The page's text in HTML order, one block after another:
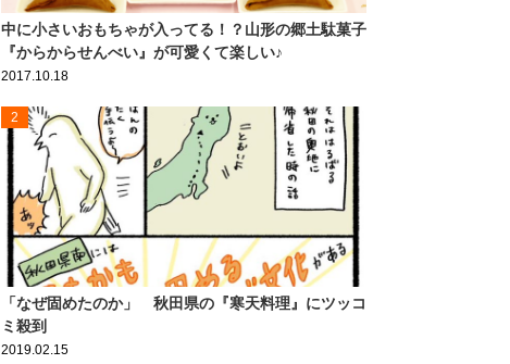
中に小さいおもちゃが入ってる！？山形の郷土駄菓子
『からからせんべい』が可愛くて楽しい♪
2017.10.18
2
「なぜ固めたのか」 秋田県の『寒天料理』にツッコ
ミ殺到
2019.02.15